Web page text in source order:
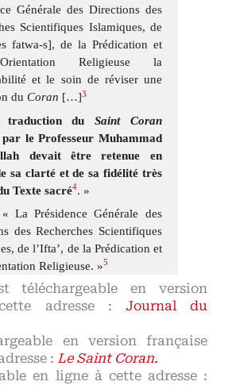
Générale des Directions des
Scientifiques Islamiques, de
fatwa-s], de la Prédication et
Religieuse la
et le soin de réviser une
duCoran […]3
traduction duSaint Coran
par le Professeur Muhammad
devait être retenue en
sa clarté et de sa fidélité très
Texte sacré4. »
La Présidence Générale des
des Recherches Scientifiques
de l’Ifta’, de la Prédication et
Religieuse. »5
téléchargeable en version
adresse : Journal du
en version française
: Le Saint Coran.
en ligne à cette adresse :